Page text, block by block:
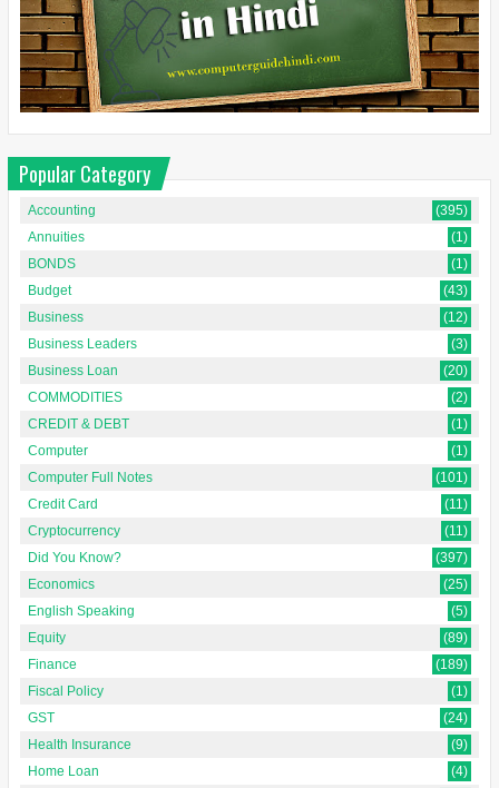
Popular Category
Accounting
(395)
Annuities
(1)
BONDS
(1)
Budget
(43)
Business
(12)
Business Leaders
(3)
Business Loan
(20)
COMMODITIES
(2)
CREDIT & DEBT
(1)
Computer
(1)
Computer Full Notes
(101)
Credit Card
(11)
Cryptocurrency
(11)
Did You Know?
(397)
Economics
(25)
English Speaking
(5)
Equity
(89)
Finance
(189)
Fiscal Policy
(1)
GST
(24)
Health Insurance
(9)
Home Loan
(4)